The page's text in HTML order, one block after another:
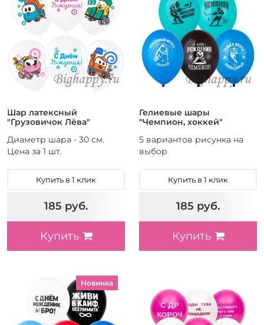
Шар латексный
"Грузовичок Лёва"
Диаметр шара - 30 см.
Цена за 1 шт.
Купить в 1 клик
185 руб.
Купить
Гелиевые шары
"Чемпион, хоккей"
5 вариантов рисунка на
выбор
Купить в 1 клик
185 руб.
Купить
Новинка